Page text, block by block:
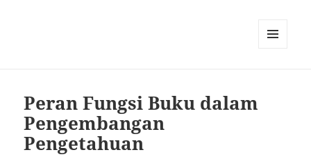
Peran Fungsi Buku dalam
Pengembangan
Pengetahuan